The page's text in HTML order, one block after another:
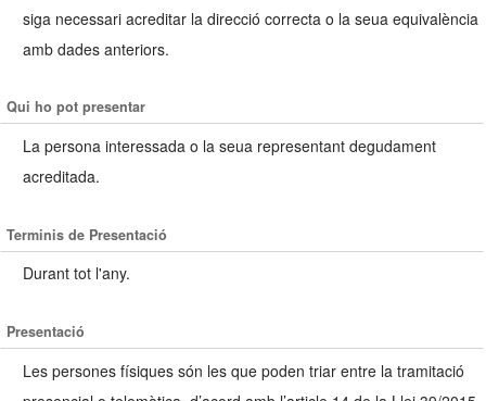
siga necessari acreditar la direcció correcta o la seua equivalència
amb dades anteriors.
Qui ho pot presentar
La persona interessada o la seua representant degudament
acreditada.
Terminis de Presentació
Durant tot l'any.
Presentació
Les persones físiques són les que poden triar entre la tramitació